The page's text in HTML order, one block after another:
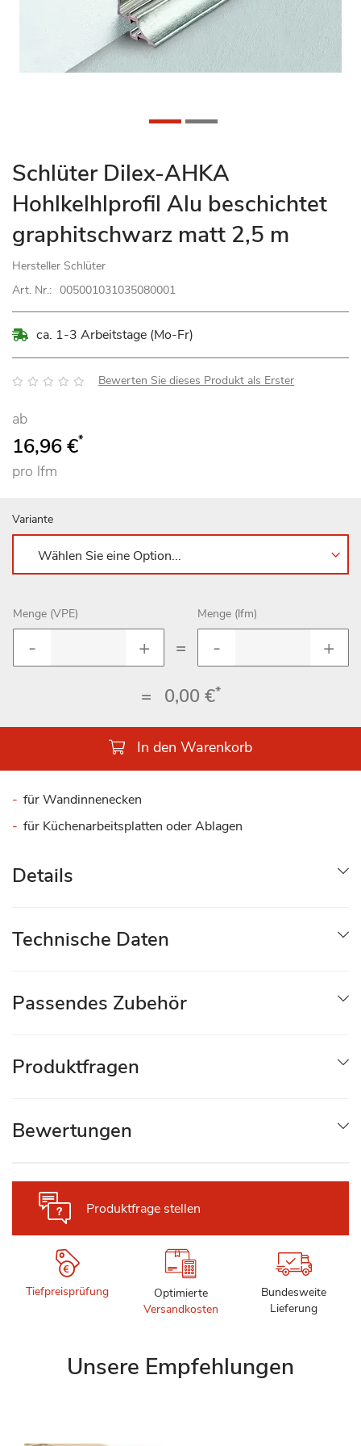
Zum
Anfang
der
springen
Schlüter Dilex-AHKA
Hohlkelhlprofil Alu beschichtet
graphitschwarz matt 2,5 m
Hersteller Schlüter
Art. Nr.: 005001031035080001
ca. 1-3 Arbeitstage (Mo-Fr)
Bewertung: Bewerten Sie dieses Produkt als Erster
ab
16,96 €*
pro lfm
Variante
Menge (VPE)
=
Menge (lfm)
= 0,00 €*
In den Warenkorb
für Wandinnenecken
für Küchenarbeitsplatten oder Ablagen
Produktfrage stellen
Tiefpreisprüfung
Optimierte
Versandkosten
Bundesweite
Lieferung
Details
Technische Daten
Passendes Zubehör
Produktfragen
Bewertungen
Unsere Empfehlungen